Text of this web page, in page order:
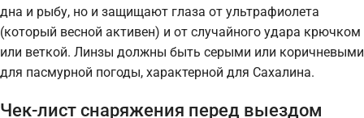
дна и рыбу, но и защищают глаза от ультрафиолета
(который весной активен) и от случайного удара крючком
или веткой. Линзы должны быть серыми или коричневыми
для пасмурной погоды, характерной для Сахалина.
Чек-лист снаряжения перед выездом